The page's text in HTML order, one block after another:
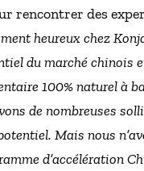
rencontrer des
heureux chez
du marché chinois
100% naturel à
de nombreuses
Mais nous
d’accélération